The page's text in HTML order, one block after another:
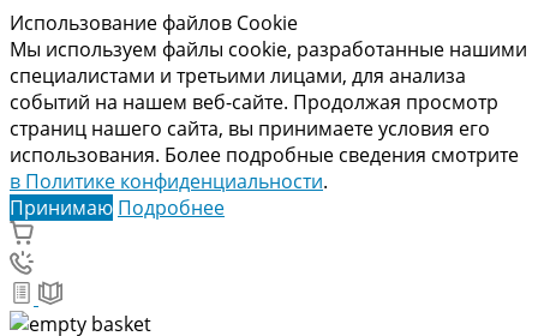
Использование файлов Cookie
Мы используем файлы cookie, разработанные нашими
специалистами и третьими лицами, для анализа
событий на нашем веб-сайте. Продолжая просмотр
страниц нашего сайта, вы принимаете условия его
использования. Более подробные сведения смотрите
в Политике конфиденциальности.
Принимаю Подробнее